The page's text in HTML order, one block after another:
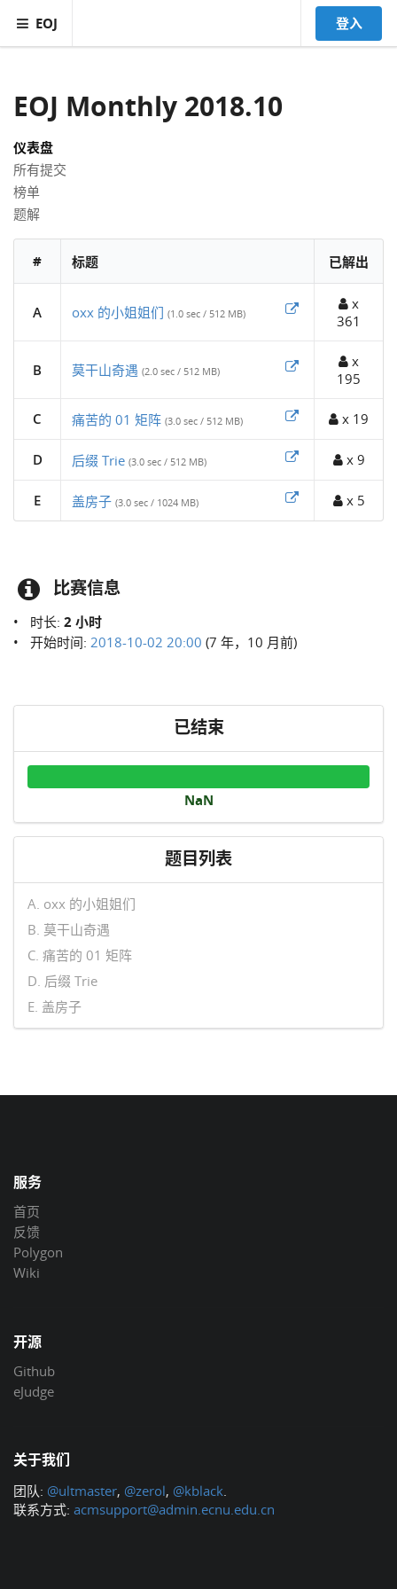
EOJ 登入
EOJ Monthly 2018.10
仪表盘
所有提交
榜单
题解
# 标题 已解出
A oxx 的小姐姐们 (1.0 sec / 512 MB)
x
361
B 莫干山奇遇 (2.0 sec / 512 MB)
x
195
C 痛苦的 01 矩阵 (3.0 sec / 512 MB) x 19
D 后缀 Trie (3.0 sec / 512 MB) x 9
E 盖房子 (3.0 sec / 1024 MB) x 5
比赛信息
时长: 2 小时
开始时间: 2018-10-02 20:00 (7 年，10 月前)
已结束
NaN
题目列表
A. oxx 的小姐姐们
B. 莫干山奇遇
C. 痛苦的 01 矩阵
D. 后缀 Trie
E. 盖房子
服务
首页
反馈
Polygon
Wiki
开源
Github
eJudge
关于我们
团队: @ultmaster, @zerol, @kblack.
联系方式: acmsupport@admin.ecnu.edu.cn